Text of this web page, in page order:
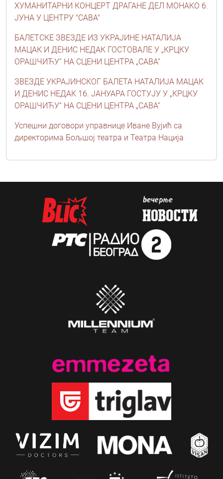
ХУМАНИТАРНИ КОНЦЕРТ ДРАГАНЕ ДЕЛ МОНАКО 6.
ЈУНА У ЦЕНТРУ "САВА"
БАЛЕТСКЕ ЗВЕЗДЕ ИЗ УКРАЈИНЕ НАТАЛИЈА
МАЦАК И ДЕНИС НЕДАК ГОСТОВАЛЕ У „КРЦКУ
ОРАШЧИЋУ“ НА СЦЕНИ ЦЕНТРА „САВА“
ЗВЕЗДЕ УКРАЈИНСКОГ БАЛЕТА НАТАЛИЈА МАЦАК
И ДЕНИС НЕДАК 16. ЈАНУАРА ГОСТУЈУ У „КРЦКУ
ОРАШЧИЋУ“ НА СЦЕНИ ЦЕНТРА „САВА“
Успешни договори управнице Иване Вујић са
директорима Бољшој театра и Театра Нација